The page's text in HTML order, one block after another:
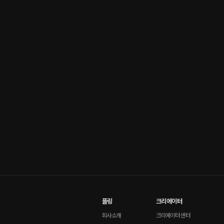
플링
회사소개
크리에이터
크리에이터 센터